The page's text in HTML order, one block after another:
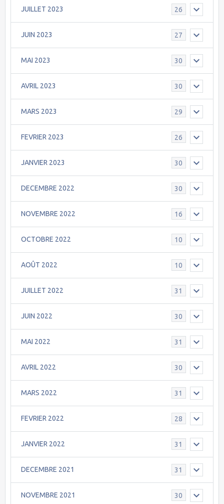
JUILLET 2023 26
JUIN 2023 27
MAI 2023 30
AVRIL 2023 30
MARS 2023 29
FEVRIER 2023 26
JANVIER 2023 30
DECEMBRE 2022 30
NOVEMBRE 2022 16
OCTOBRE 2022 10
AOÛT 2022 10
JUILLET 2022 31
JUIN 2022 30
MAI 2022 31
AVRIL 2022 30
MARS 2022 31
FEVRIER 2022 28
JANVIER 2022 31
DECEMBRE 2021 31
NOVEMBRE 2021 30